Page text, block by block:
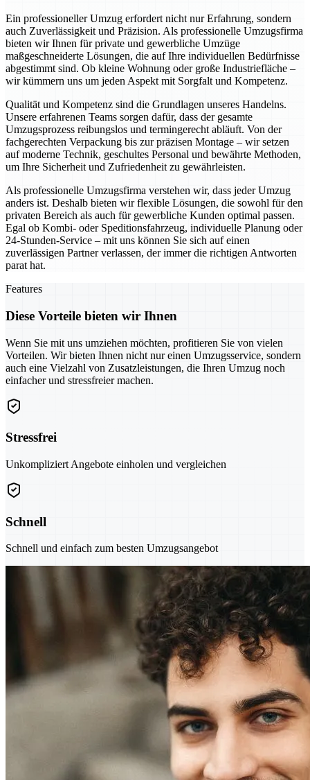
Ein professioneller Umzug erfordert nicht nur Erfahrung, sondern
auch Zuverlässigkeit und Präzision. Als professionelle Umzugsfirma
bieten wir Ihnen für private und gewerbliche Umzüge
maßgeschneiderte Lösungen, die auf Ihre individuellen Bedürfnisse
abgestimmt sind. Ob kleine Wohnung oder große Industriefläche –
wir kümmern uns um jeden Aspekt mit Sorgfalt und Kompetenz.
Qualität und Kompetenz sind die Grundlagen unseres Handelns.
Unsere erfahrenen Teams sorgen dafür, dass der gesamte
Umzugsprozess reibungslos und termingerecht abläuft. Von der
fachgerechten Verpackung bis zur präzisen Montage – wir setzen
auf moderne Technik, geschultes Personal und bewährte Methoden,
um Ihre Sicherheit und Zufriedenheit zu gewährleisten.
Als professionelle Umzugsfirma verstehen wir, dass jeder Umzug
anders ist. Deshalb bieten wir flexible Lösungen, die sowohl für den
privaten Bereich als auch für gewerbliche Kunden optimal passen.
Egal ob Kombi- oder Speditionsfahrzeug, individuelle Planung oder
24-Stunden-Service – mit uns können Sie sich auf einen
zuverlässigen Partner verlassen, der immer die richtigen Antworten
parat hat.
Features
Diese Vorteile bieten wir Ihnen
Wenn Sie mit uns umziehen möchten, profitieren Sie von vielen
Vorteilen. Wir bieten Ihnen nicht nur einen Umzugsservice, sondern
auch eine Vielzahl von Zusatzleistungen, die Ihren Umzug noch
einfacher und stressfreier machen.
Stressfrei
Unkompliziert Angebote einholen und vergleichen
Schnell
Schnell und einfach zum besten Umzugsangebot